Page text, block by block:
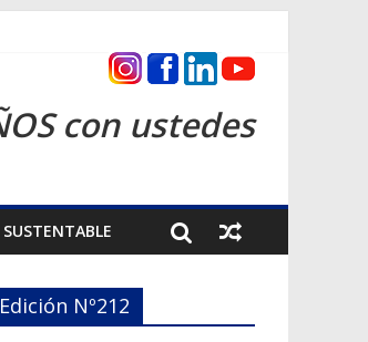
con ustedes
SUSTENTABLE
Nº212